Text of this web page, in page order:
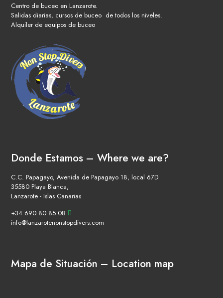
Centro de buceo en Lanzarote.
Salidas diarias, cursos de buceo de todos los niveles.
Alquiler de equipos de buceo
Donde Estamos – Where we are?
C.C. Papagayo, Avenida de Papagayo 18, local 67D
35580 Playa Blanca,
Lanzarote - Islas Canarias
+34 690 80 85 08
info@lanzarotenonstopdivers.com
Mapa de Situación – Location map